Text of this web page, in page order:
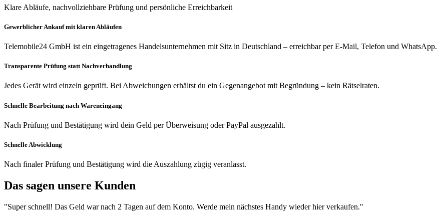
Klare Abläufe, nachvollziehbare Prüfung und persönliche Erreichbarkeit
Gewerblicher Ankauf mit klaren Abläufen
Telemobile24 GmbH ist ein eingetragenes Handelsunternehmen mit Sitz in Deutschland – erreichbar per E-Mail, Telefon und WhatsApp.
Transparente Prüfung statt Nachverhandlung
Jedes Gerät wird einzeln geprüft. Bei Abweichungen erhältst du ein Gegenangebot mit Begründung – kein Rätselraten.
Schnelle Bearbeitung nach Wareneingang
Nach Prüfung und Bestätigung wird dein Geld per Überweisung oder PayPal ausgezahlt.
Schnelle Abwicklung
Nach finaler Prüfung und Bestätigung wird die Auszahlung zügig veranlasst.
Das sagen unsere Kunden
"Super schnell! Das Geld war nach 2 Tagen auf dem Konto. Werde mein nächstes Handy wieder hier verkaufen."